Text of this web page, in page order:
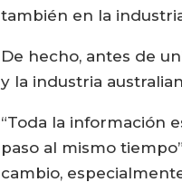
también en la
De hecho, antes de
y la industria
“Toda la información
paso al mismo
cambio,